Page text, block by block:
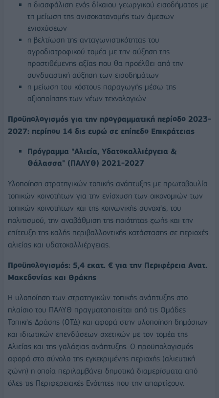
η διασφάλιση ενός δίκαιου γεωργικού εισοδήματος με
τη μείωση της ανισοκατανομής των άμεσων
ενισχύσεων
η βελτίωση της ανταγωνιστικότητας του
αγροδιατροφικού τομέα με την αύξηση της
προστιθέμενης αξίας που θα προέλθει από την
συνδυαστική αύξηση των εισοδημάτων
η μείωση του κόστους παραγωγής μέσω της
αξιοποίησης των νέων τεχνολογιών
Προϋπολογισμός για την προγραμματική περίοδο 2023-
2027: περίπου 14 δις ευρώ σε επίπεδο Επικράτειας
Πρόγραμμα "Αλιεία, Υδατοκαλλιέργεια &
Θάλασσα" (ΠΑΛΥΘ) 2021-2027
Υλοποίηση στρατηγικών τοπικής ανάπτυξης με πρωτοβουλία
τοπικών κοινοτήτων για την ενίσχυση των οικονομιών των
τοπικών κοινοτήτων και της κοινωνικής συνοχής, του
πολιτισμού, την αναβάθμιση της ποιότητας ζωής και την
επίτευξη της καλής περιβαλλοντικής κατάστασης σε περιοχές
αλιείας και υδατοκαλλιέργειας.
Προϋπολογισμός: 5,4 εκατ. € για την Περιφέρεια Ανατ.
Μακεδονίας και Θράκης
Η υλοποίηση των στρατηγικών τοπικής ανάπτυξης στο
πλαίσιο του ΠΑΛΥΘ πραγματοποιείται από τις Ομάδες
Τοπικής Δράσης (ΟΤΔ) και αφορά στην υλοποίηση δημόσιων
και ιδιωτικών επενδύσεων σχετικών με τον τομέα της
Αλιείας και της γαλάζιας ανάπτυξης. Ο προϋπολογισμός
αφορά στο σύνολο της εγκεκριμένης περιοχής (αλιευτική
ζώνη) η οποία περιλαμβάνει δημοτικά διαμερίσματα από
όλες τις Περιφερειακές Ενότητες που την απαρτίζουν.